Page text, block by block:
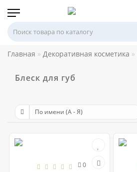
Главная Декоративная косметика
Блеск для губ
0